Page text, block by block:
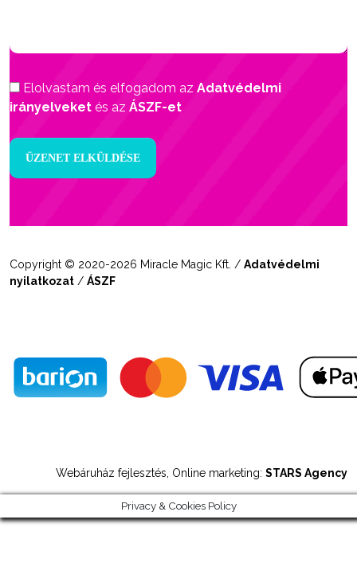
Elolvastam és elfogadom az Adatvédelmi
irányelveket és az ÁSZF-et
Copyright © 2020-2026 Miracle Magic Kft. / Adatvédelmi
nyilatkozat / ÁSZF
Webáruház fejlesztés, Online marketing: STARS Agency
Privacy & Cookies Policy